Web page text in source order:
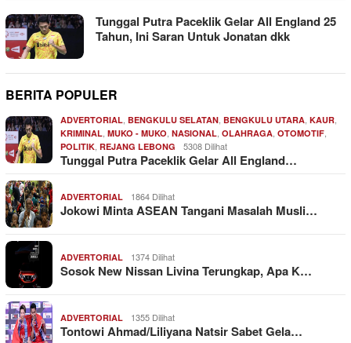
Tunggal Putra Paceklik Gelar All England 25
Tahun, Ini Saran Untuk Jonatan dkk
BERITA POPULER
ADVERTORIAL BENGKULU SELATAN BENGKULU UTARA KAUR
KRIMINAL MUKO - MUKO NASIONAL OLAHRAGA OTOMOTIF
POLITIK REJANG LEBONG 5308 Dilihat
Tunggal Putra Paceklik Gelar All England…
ADVERTORIAL 1864 Dilihat
Jokowi Minta ASEAN Tangani Masalah Musli…
ADVERTORIAL 1374 Dilihat
Sosok New Nissan Livina Terungkap, Apa K…
ADVERTORIAL 1355 Dilihat
Tontowi Ahmad/Liliyana Natsir Sabet Gela…